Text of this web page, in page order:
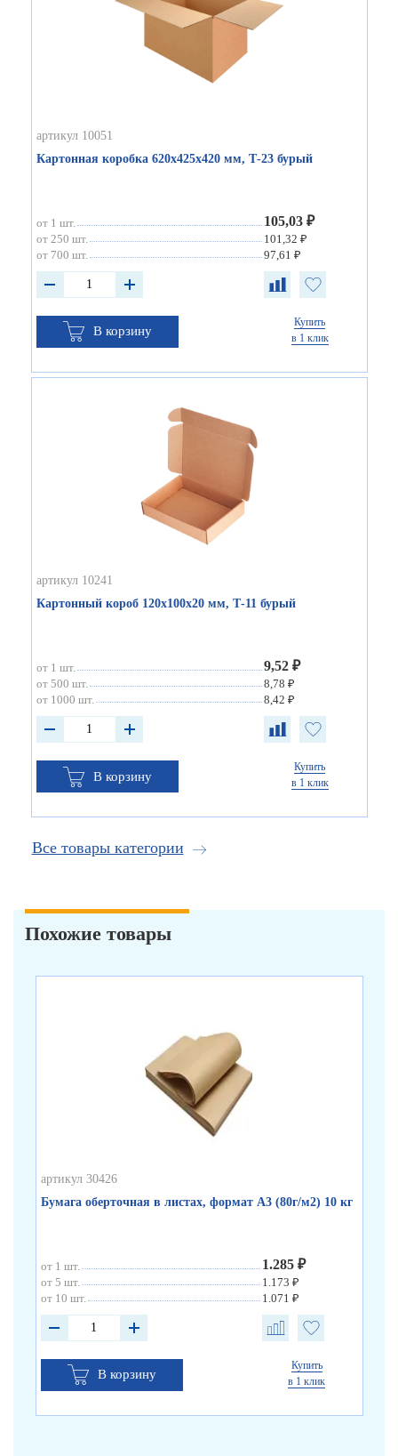
артикул 10051
Картонная коробка 620х425х420 мм, Т-23 бурый
от 1 шт. 105,03 ₽
от 250 шт.
101,32 ₽
от 700 шт.
97,61 ₽
В корзину
Купить
в 1 клик
артикул 10241
Картонный короб 120х100х20 мм, Т-11 бурый
от 1 шт. 9,52 ₽
от 500 шт.
8,78 ₽
от 1000 шт.
8,42 ₽
В корзину
Купить
в 1 клик
Все товары категории
Похожие товары
артикул 30426
Бумага оберточная в листах, формат А3 (80г/м2) 10 кг
от 1 шт. 1.285 ₽
от 5 шт.
1.173 ₽
от 10 шт.
1.071 ₽
В корзину
Купить
в 1 клик